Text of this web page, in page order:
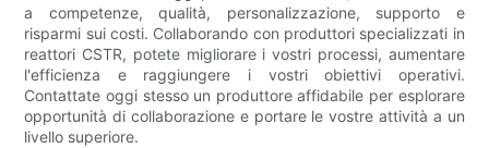
a competenze, qualità, personalizzazione, supporto e
risparmi sui costi. Collaborando con produttori specializzati in
reattori CSTR, potete migliorare i vostri processi, aumentare
l'efficienza e raggiungere i vostri obiettivi operativi.
Contattate oggi stesso un produttore affidabile per esplorare
opportunità di collaborazione e portare le vostre attività a un
livello superiore.